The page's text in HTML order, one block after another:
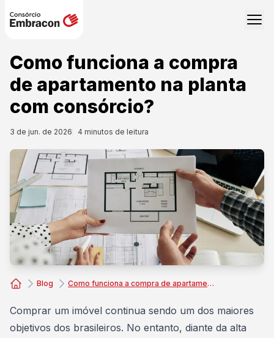
Como funciona a compra
de apartamento na planta
com consórcio?
3 de jun. de 2026 4 minutos de leitura
Blog Como funciona a compra de apartamento na planta com consórcio?
Comprar um imóvel continua sendo um dos maiores
objetivos dos brasileiros. No entanto, diante da alta